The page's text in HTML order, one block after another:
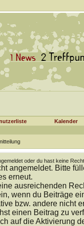
Kalender
oder du hast keine
angemeldet. Bitte
erneut.
ausreichenden
wenn du Beiträge
bzw. andere nicht
einen Beitrag zu
auf die Aktivierung